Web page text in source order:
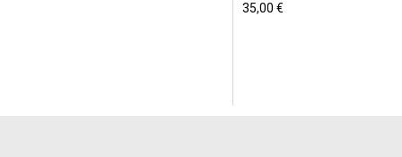
35,00 €